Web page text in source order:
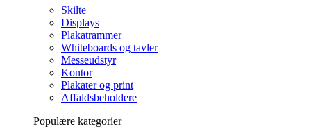
Skilte
Displays
Plakatrammer
Whiteboards og tavler
Messeudstyr
Kontor
Plakater og print
Affaldsbeholdere
Populære kategorier